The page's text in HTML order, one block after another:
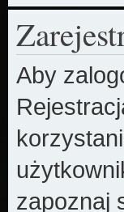
Aby
zapoznaj